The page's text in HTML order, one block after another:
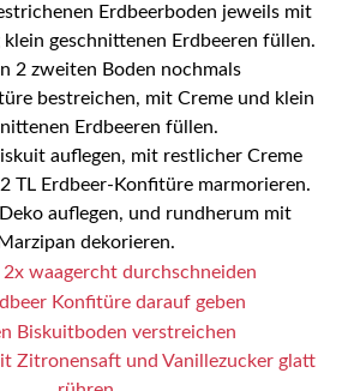
Erdbeerboden jeweils mit
geschnittenen Erdbeeren füllen.
2 zweiten Boden nochmals
bestreichen, mit Creme und klein
Erdbeeren füllen.
auflegen, mit restlicher Creme
TL Erdbeer-Konfitüre marmorieren.
auflegen, und rundherum mit
Marzipan dekorieren.